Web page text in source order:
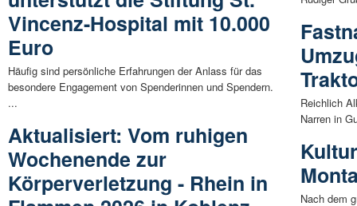
Vincenz-Hospital mit 10.000
Euro
Häufig sind persönliche Erfahrungen der Anlass für das
besondere Engagement von Spenderinnen und Spendern.
...
Aktualisiert: Vom ruhigen
Wochenende zur
Körperverletzung - Rhein in
Reichlich
Narren in
Nach dem